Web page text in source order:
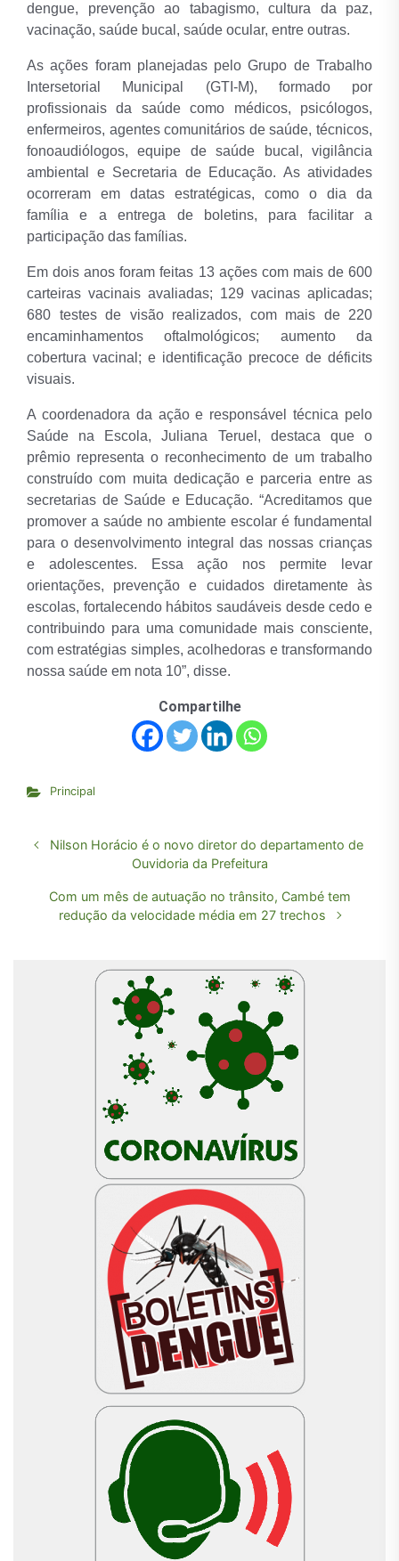
dengue, prevenção ao tabagismo, cultura da paz,
vacinação, saúde bucal, saúde ocular, entre outras.
As ações foram planejadas pelo Grupo de Trabalho
Intersetorial Municipal (GTI-M), formado por
profissionais da saúde como médicos, psicólogos,
enfermeiros, agentes comunitários de saúde, técnicos,
fonoaudiólogos, equipe de saúde bucal, vigilância
ambiental e Secretaria de Educação. As atividades
ocorreram em datas estratégicas, como o dia da
família e a entrega de boletins, para facilitar a
participação das famílias.
Em dois anos foram feitas 13 ações com mais de 600
carteiras vacinais avaliadas; 129 vacinas aplicadas;
680 testes de visão realizados, com mais de 220
encaminhamentos oftalmológicos; aumento da
cobertura vacinal; e identificação precoce de déficits
visuais.
A coordenadora da ação e responsável técnica pelo
Saúde na Escola, Juliana Teruel, destaca que o
prêmio representa o reconhecimento de um trabalho
construído com muita dedicação e parceria entre as
secretarias de Saúde e Educação. “Acreditamos que
promover a saúde no ambiente escolar é fundamental
para o desenvolvimento integral das nossas crianças
e adolescentes. Essa ação nos permite levar
orientações, prevenção e cuidados diretamente às
escolas, fortalecendo hábitos saudáveis ​​desde cedo e
contribuindo para uma comunidade mais consciente,
com estratégias simples, acolhedoras e transformando
nossa saúde em nota 10”, disse.
Compartilhe
Principal
Nilson Horácio é o novo diretor do departamento de
Ouvidoria da Prefeitura
Com um mês de autuação no trânsito, Cambé tem
redução da velocidade média em 27 trechos